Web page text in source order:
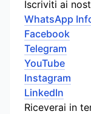
Iscriviti ai
WhatsApp
Facebook
Telegram
YouTube
Instagram
LinkedIn
Riceverai in